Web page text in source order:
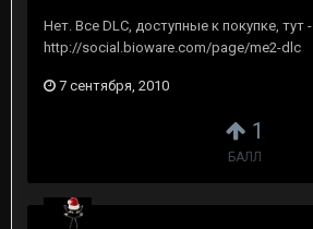
1
БАЛЛ
Нет. Все DLC, доступные к покупке, тут -
http://social.bioware.com/page/me2-dlc
7 сентября, 2010